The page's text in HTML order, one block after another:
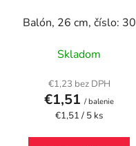
Balón, 26 cm, číslo: 30
Skladom
€1,23 bez DPH
€1,51 / balenie
Jednotková
€1,51 / 5 ks